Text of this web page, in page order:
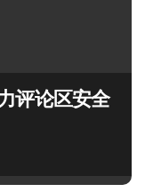
评论区安全